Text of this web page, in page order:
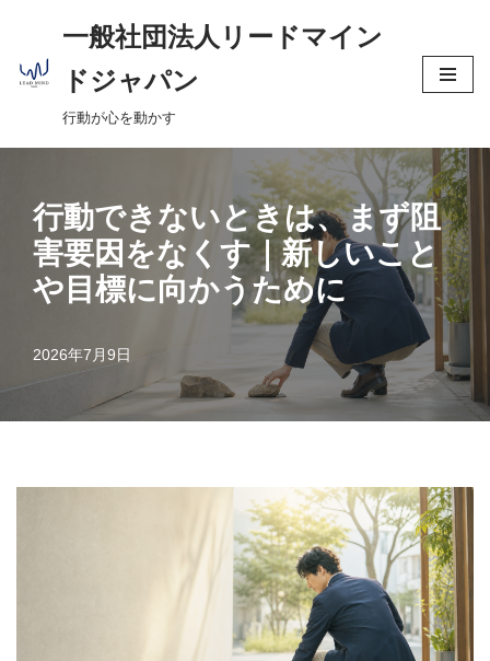
コ
ン
ン
へ
ッ
一般社団法人リードマイン
ドジャパン
行動が心を動かす
行動できないときは、まず阻
害要因をなくす｜新しいこと
や目標に向かうために
2026年7月9日